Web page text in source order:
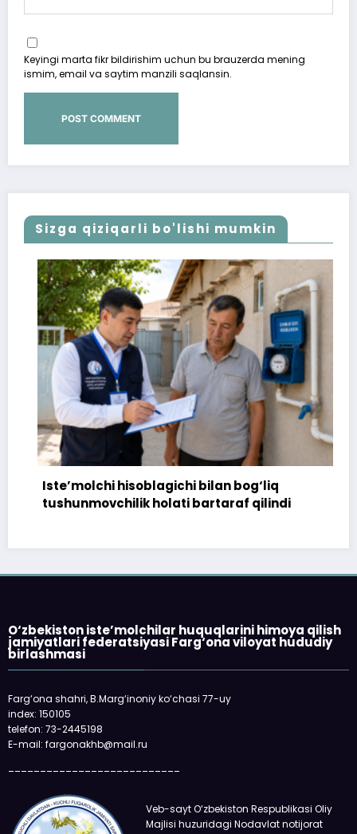
Keyingi marta fikr bildirishim uchun bu brauzerda mening
ismim, email va saytim manzili saqlansin.
Sizga qiziqarli bo'lishi mumkin
Iste’molchi hisoblagichi bilan bog‘liq
tushunmovchilik holati bartaraf qilindi
O‘zbekiston iste’molchilar huquqlarini himoya qilish
jamiyatlari federatsiyasi Farg‘ona viloyat hududiy
birlashmasi
Farg‘ona shahri, B.Marg‘inoniy ko‘chasi 77-uy
index: 150105
telefon: 73-2445198
E-mail: fargonakhb@mail.ru
Veb-sayt O‘zbekiston Respublikasi Oliy
Majlisi huzuridagi Nodavlat notijorat